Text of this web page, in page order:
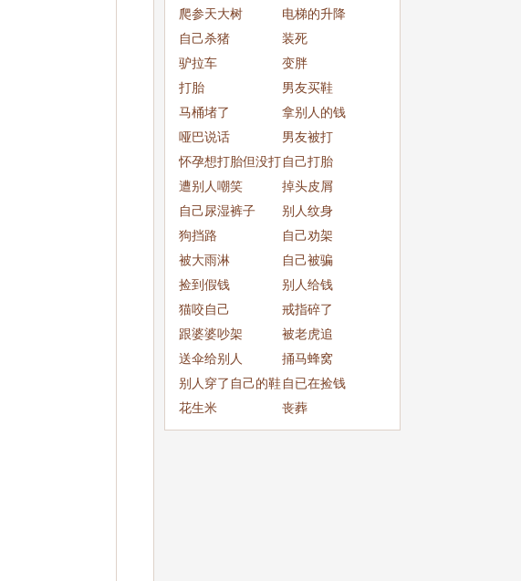
爬参天大树
电梯的升降
自己杀猪
装死
驴拉车
变胖
打胎
男友买鞋
马桶堵了
拿别人的钱
哑巴说话
男友被打
怀孕想打胎但没打
成
自己打胎
遭别人嘲笑
掉头皮屑
自己尿湿裤子
别人纹身
狗挡路
自己劝架
被大雨淋
自己被骗
捡到假钱
别人给钱
猫咬自己
戒指碎了
跟婆婆吵架
被老虎追
送伞给别人
捅马蜂窝
别人穿了自己的鞋
子
自已在捡钱
花生米
丧葬